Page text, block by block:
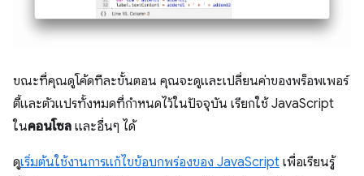
ขณะที่คุณดูโค้ดทีละขั้นตอน คุณจะดูและเปลี่ยนค่าของพร็อพเพอร์
ตี้และตัวแปรทั้งหมดที่กำหนดไว้ในปัจจุบัน เรียกใช้ JavaScript
ในคอนโซล และอื่นๆ ได้
ดูเริ่มต้นใช้งานการแก้ไขข้อบกพร่องของ JavaScript เพื่อเรียนรู้